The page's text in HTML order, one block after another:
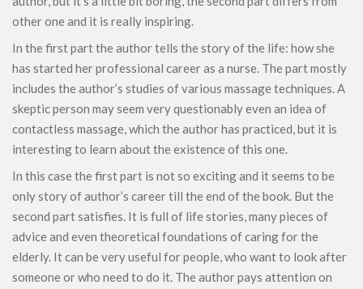
other one and it is really inspiring.
In the first part the author tells the story of the life: how she
has started her professional career as a nurse. The part mostly
includes the author’s studies of various massage techniques. A
skeptic person may seem very questionably even an idea of ​​
contactless massage, which the author has practiced, but it is
interesting to learn about the existence of this one.
In this case the first part is not so exciting and it seems to be
only story of author’s career till the end of the book. But the
second part satisfies. It is full of life stories, many pieces of
advice and even theoretical foundations of caring for the
elderly. It can be very useful for people, who want to look after
someone or who need to do it. The author pays attention on